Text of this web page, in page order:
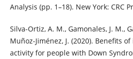
Analysis (pp. 1–18). New York: CRC
Silva-Ortiz, A. M., Gamonales, J. M.,
Muñoz-Jiménez, J. (2020). Benefits
activity for people with Down